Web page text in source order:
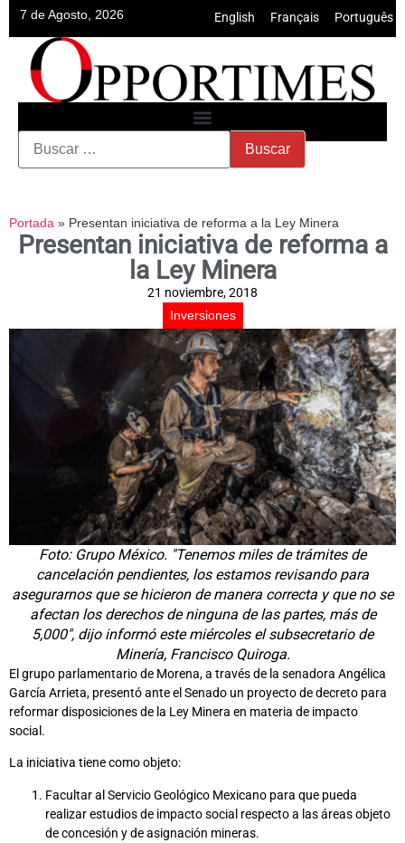
7 de Agosto, 2026 English Français Português
Portada » Presentan iniciativa de reforma a la Ley Minera
Presentan iniciativa de reforma a
la Ley Minera
21 noviembre, 2018
Inversiones
Foto: Grupo México. "Tenemos miles de trámites de
cancelación pendientes, los estamos revisando para
asegurarnos que se hicieron de manera correcta y que no se
afectan los derechos de ninguna de las partes, más de
5,000", dijo informó este miércoles el subsecretario de
Minería, Francisco Quiroga.
El grupo parlamentario de Morena, a través de la senadora Angélica
García Arrieta, presentó ante el Senado un proyecto de decreto para
reformar disposiciones de la Ley Minera en materia de impacto
social.
La iniciativa tiene como objeto:
Facultar al Servicio Geológico Mexicano para que pueda
realizar estudios de impacto social respecto a las áreas objeto
de concesión y de asignación mineras.